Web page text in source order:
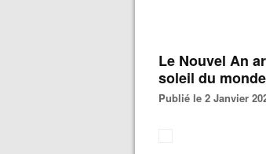
Le Nouvel An
soleil du monde
Publié le 2 Janvier